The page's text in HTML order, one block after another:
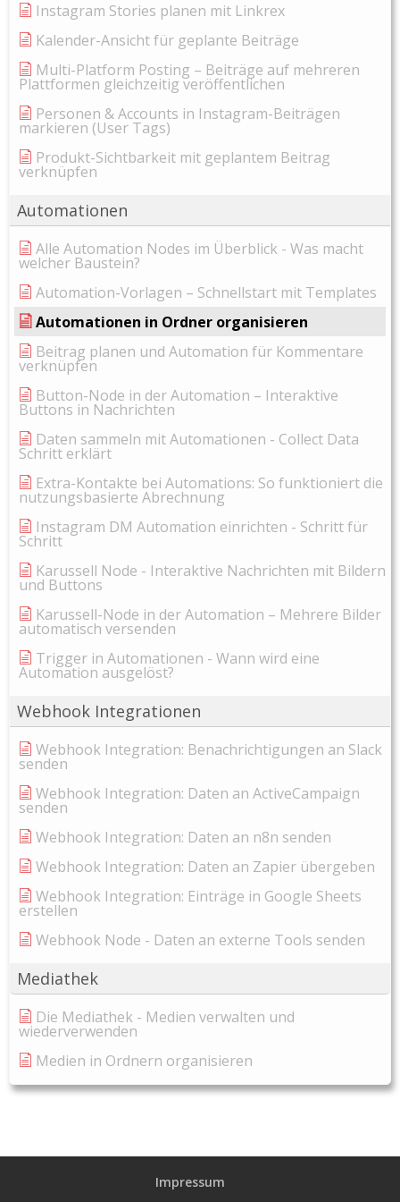
Instagram Stories planen mit Linkrex
Kalender-Ansicht für geplante Beiträge
Multi-Platform Posting – Beiträge auf mehreren
Plattformen gleichzeitig veröffentlichen
Personen & Accounts in Instagram-Beiträgen
markieren (User Tags)
Produkt-Sichtbarkeit mit geplantem Beitrag
verknüpfen
Automationen
Alle Automation Nodes im Überblick - Was macht
welcher Baustein?
Automation-Vorlagen – Schnellstart mit Templates
Automationen in Ordner organisieren
Beitrag planen und Automation für Kommentare
verknüpfen
Button-Node in der Automation – Interaktive
Buttons in Nachrichten
Daten sammeln mit Automationen - Collect Data
Schritt erklärt
Extra-Kontakte bei Automations: So funktioniert die
nutzungsbasierte Abrechnung
Instagram DM Automation einrichten - Schritt für
Schritt
Karussell Node - Interaktive Nachrichten mit Bildern
und Buttons
Karussell-Node in der Automation – Mehrere Bilder
automatisch versenden
Trigger in Automationen - Wann wird eine
Automation ausgelöst?
Webhook Integrationen
Webhook Integration: Benachrichtigungen an Slack
senden
Webhook Integration: Daten an ActiveCampaign
senden
Webhook Integration: Daten an n8n senden
Webhook Integration: Daten an Zapier übergeben
Webhook Integration: Einträge in Google Sheets
erstellen
Webhook Node - Daten an externe Tools senden
Mediathek
Die Mediathek - Medien verwalten und
wiederverwenden
Medien in Ordnern organisieren
Impressum